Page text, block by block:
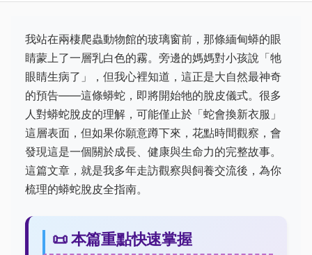
我站在兩棲爬蟲動物館的玻璃窗前，那條緬甸蟒的眼
睛蒙上了一層乳白色的霧。旁邊的媽媽對小孩說「牠
眼睛生病了」，但我心裡知道，這正是大自然最神奇
的預告——這條蟒蛇，即將開始牠的脫皮儀式。很多
人對蟒蛇脫皮的理解，可能僅止於「蛇會換新衣服」
這層表面，但如果你願意蹲下來，花點時間觀察，會
發現這是一個關於成長、健康與生命力的完整故事。
這篇文章，就是我多年走訪觀察與飼養交流後，為你
梳理的蟒蛇脫皮全指南。
📜 本篇重點快速掌握